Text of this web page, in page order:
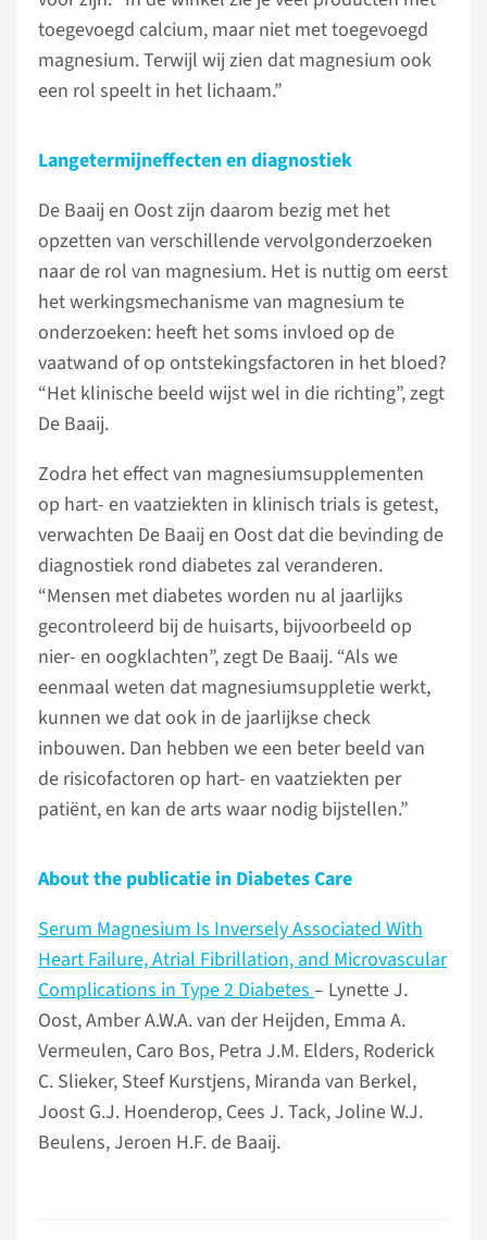
toegevoegd calcium, maar niet met toegevoegd
magnesium. Terwijl wij zien dat magnesium ook
een rol speelt in het lichaam.”
Langetermijneffecten en diagnostiek
De Baaij en Oost zijn daarom bezig met het
opzetten van verschillende vervolgonderzoeken
naar de rol van magnesium. Het is nuttig om eerst
het werkingsmechanisme van magnesium te
onderzoeken: heeft het soms invloed op de
vaatwand of op ontstekingsfactoren in het bloed?
“Het klinische beeld wijst wel in die richting”, zegt
De Baaij.
Zodra het effect van magnesiumsupplementen
op hart- en vaatziekten in klinisch trials is getest,
verwachten De Baaij en Oost dat die bevinding de
diagnostiek rond diabetes zal veranderen.
“Mensen met diabetes worden nu al jaarlijks
gecontroleerd bij de huisarts, bijvoorbeeld op
nier- en oogklachten”, zegt De Baaij. “Als we
eenmaal weten dat magnesiumsuppletie werkt,
kunnen we dat ook in de jaarlijkse check
inbouwen. Dan hebben we een beter beeld van
de risicofactoren op hart- en vaatziekten per
patiënt, en kan de arts waar nodig bijstellen.”
About the publicatie in Diabetes Care
Serum Magnesium Is Inversely Associated With
Heart Failure, Atrial Fibrillation, and Microvascular
Complications in Type 2 Diabetes– Lynette J.
Oost, Amber A.W.A. van der Heijden, Emma A.
Vermeulen, Caro Bos, Petra J.M. Elders, Roderick
C. Slieker, Steef Kurstjens, Miranda van Berkel,
Joost G.J. Hoenderop, Cees J. Tack, Joline W.J.
Beulens, Jeroen H.F. de Baaij.